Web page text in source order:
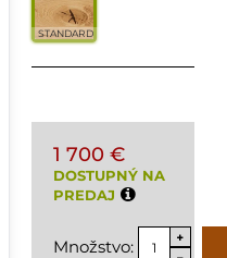
STANDARD
1 700 €
DOSTUPNÝ NA
PREDAJ
Množstvo: